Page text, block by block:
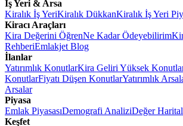
İş Yeri & Arsa
Kiralık İş YeriKiralık DükkanKiralık İş Yeri
Kiracı Araçları
Kira Değerini ÖğrenNe Kadar Ödeyebilirim
RehberiEmlakjet Blog
İlanlar
Yatırımlık KonutlarKira Geliri Yüksek
KonutlarFiyatı Düşen KonutlarYatırımlık
Arsalar
Piyasa
Emlak PiyasasıDemografi AnaliziDeğer
Keşfet